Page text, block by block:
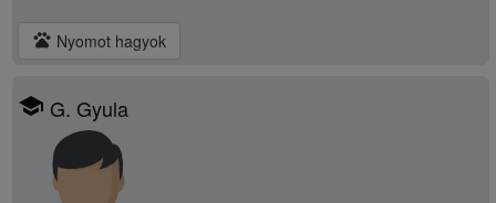
pets Nyomot hagyok
school G. Gyula